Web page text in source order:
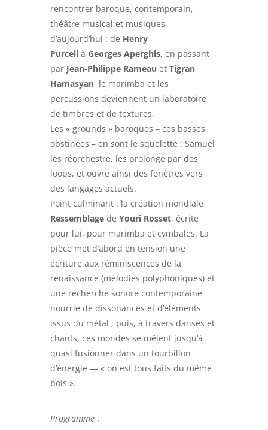
rencontrer baroque, contemporain,
théâtre musical et musiques
d’aujourd’hui : de Henry
Purcell à Georges Aperghis, en passant
par Jean-Philippe Rameau et Tigran
Hamasyan, le marimba et les
percussions deviennent un laboratoire
de timbres et de textures.
Les « grounds » baroques – ces basses
obstinées – en sont le squelette : Samuel
les réorchestre, les prolonge par des
loops, et ouvre ainsi des fenêtres vers
des langages actuels.
Point culminant : la création mondiale
Ressemblage de Youri Rosset, écrite
pour lui, pour marimba et cymbales. La
pièce met d’abord en tension une
écriture aux réminiscences de la
renaissance (mélodies polyphoniques) et
une recherche sonore contemporaine
nourrie de dissonances et d’éléments
issus du métal ; puis, à travers danses et
chants, ces mondes se mêlent jusqu’à
quasi fusionner dans un tourbillon
d’énergie — « on est tous faits du même
bois ».
Programme :